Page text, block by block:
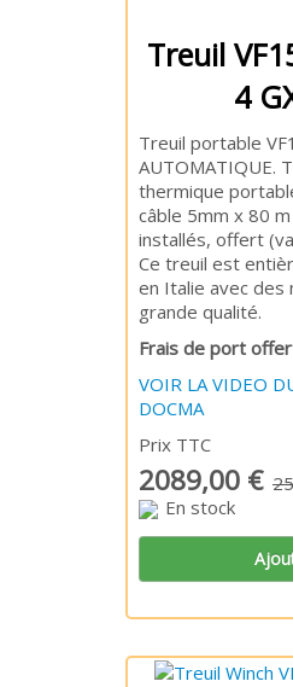
Treuil
4
Treuil portable
AUTOMATIQUE.
thermique
câble 5mm x 80
installés, offert
Ce treuil est
en Italie avec des
grande qualité.
Frais de port
VOIR LA VIDEO
DOCMA
Prix TTC
2089,00 €
En stock